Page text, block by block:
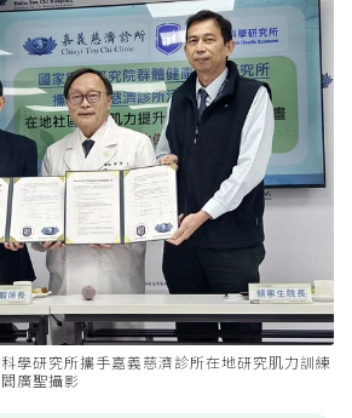
學研究所攜手嘉義慈濟診所在地研究肌力訓練
廣聖攝影